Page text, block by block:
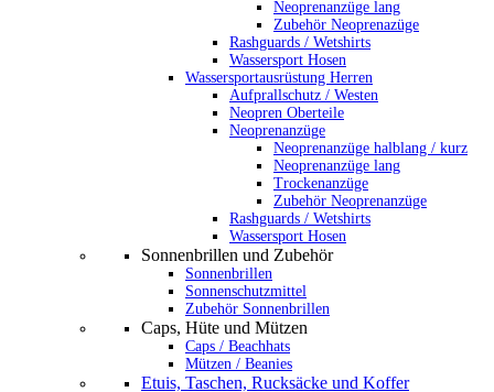
Neoprenanzüge lang
Zubehör Neoprenazüge
Rashguards / Wetshirts
Wassersport Hosen
Wassersportausrüstung Herren
Aufprallschutz / Westen
Neopren Oberteile
Neoprenanzüge
Neoprenanzüge halblang / kurz
Neoprenanzüge lang
Trockenanzüge
Zubehör Neoprenanzüge
Rashguards / Wetshirts
Wassersport Hosen
Sonnenbrillen und Zubehör
Sonnenbrillen
Sonnenschutzmittel
Zubehör Sonnenbrillen
Caps, Hüte und Mützen
Caps / Beachhats
Mützen / Beanies
Etuis, Taschen, Rucksäcke und Koffer